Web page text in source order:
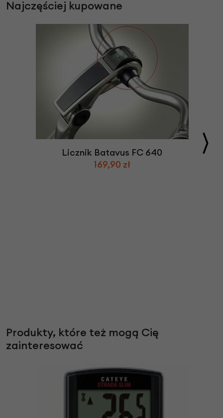
Najczęściej kupowane
Licznik Batavus FC 640
169,90 zł
Produkty, które też mogą Cię
zainteresować